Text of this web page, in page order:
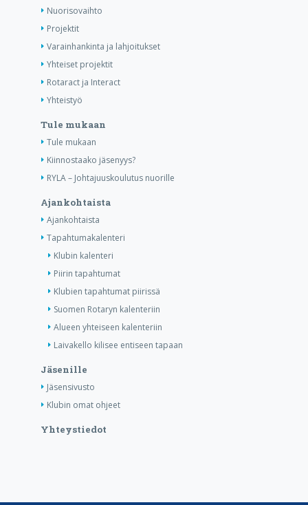
Nuorisovaihto
Projektit
Varainhankinta ja lahjoitukset
Yhteiset projektit
Rotaract ja Interact
Yhteistyö
Tule mukaan
Tule mukaan
Kiinnostaako jäsenyys?
RYLA – Johtajuuskoulutus nuorille
Ajankohtaista
Ajankohtaista
Tapahtumakalenteri
Klubin kalenteri
Piirin tapahtumat
Klubien tapahtumat piirissä
Suomen Rotaryn kalenteriin
Alueen yhteiseen kalenteriin
Laivakello kilisee entiseen tapaan
Jäsenille
Jäsensivusto
Klubin omat ohjeet
Yhteystiedot